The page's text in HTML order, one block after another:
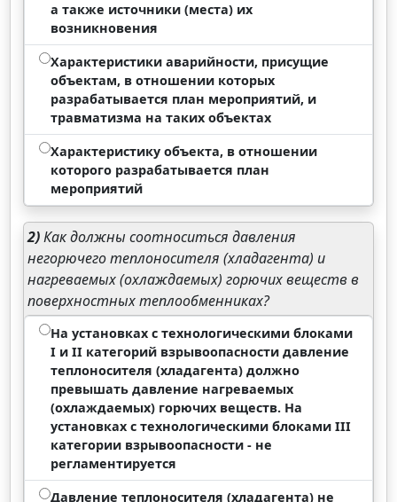
а также источники (места) их
возникновения
Характеристики аварийности, присущие
объектам, в отношении которых
разрабатывается план мероприятий, и
травматизма на таких объектах
Характеристику объекта, в отношении
которого разрабатывается план
мероприятий
2)Как должны соотноситься давления
негорючего теплоносителя (хладагента) и
нагреваемых (охлаждаемых) горючих веществ в
поверхностных теплообменниках?
На установках с технологическими блоками
I и II категорий взрывоопасности давление
теплоносителя (хладагента) должно
превышать давление нагреваемых
(охлаждаемых) горючих веществ. На
установках с технологическими блоками III
категории взрывоопасности - не
регламентируется
Давление теплоносителя (хладагента) не